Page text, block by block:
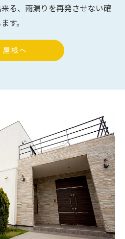
る、雨漏りを再発させない確
す。
屋根へ